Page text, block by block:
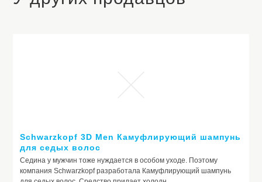
Schwarzkopf 3D Men Камуфлирующий шампунь
для седых волос
Седина у мужчин тоже нуждается в особом уходе. Поэтому
компания Schwarzkopf разработала Камуфлирующий шампунь